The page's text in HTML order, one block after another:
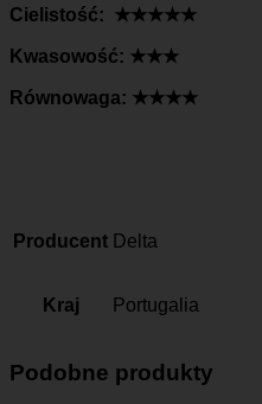
Cielistość: ★★★★★
Kwasowość: ★★★
Równowaga: ★★★★
Producent Delta
Kraj Portugalia
Podobne produkty